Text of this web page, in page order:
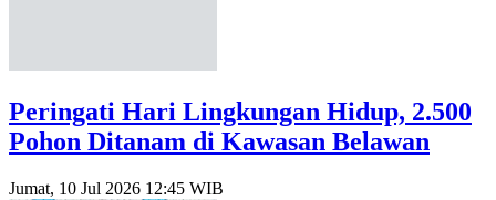
Peringati Hari Lingkungan Hidup, 2.500
Pohon Ditanam di Kawasan Belawan
Jumat, 10 Jul 2026 12:45 WIB